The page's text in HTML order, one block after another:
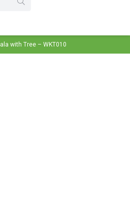
with Tree – WKT010